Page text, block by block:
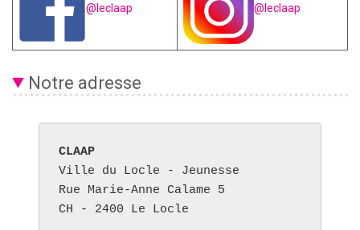
@leclaap @leclaap
Notre adresse
CLAAP
Ville du Locle - Jeunesse
Rue Marie-Anne Calame 5
CH - 2400 Le Locle